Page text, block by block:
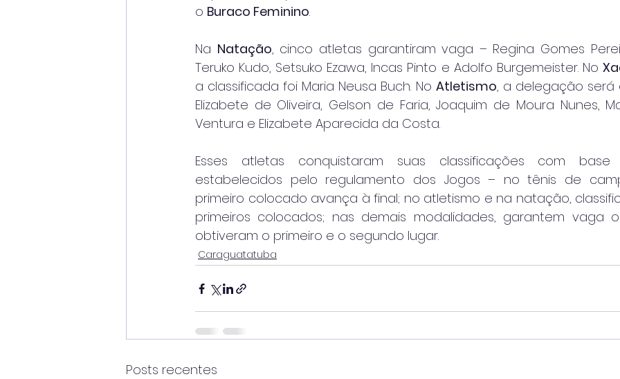
o Buraco Feminino.
Na Natação, cinco atletas garantiram vaga – Regina Gomes
Teruko Kudo, Setsuko Ezawa, Incas Pinto e Adolfo Burgemeister. No
a classificada foi Maria Neusa Buch. No Atletismo, a delegação
Elizabete de Oliveira, Gelson de Faria, Joaquim de Moura Nunes,
Ventura e Elizabete Aparecida da Costa.
Esses atletas conquistaram suas classificações com base
estabelecidos pelo regulamento dos Jogos – no tênis de
primeiro colocado avança à final; no atletismo e na natação,
primeiros colocados; nas demais modalidades, garantem vaga
obtiveram o primeiro e o segundo lugar.
Caraguatatuba
Posts recentes